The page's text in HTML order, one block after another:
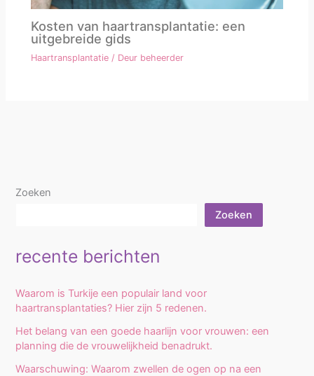
Kosten van haartransplantatie: een
uitgebreide gids
Haartransplantatie / Deur beheerder
Zoeken
Zoeken
recente berichten
Waarom is Turkije een populair land voor
haartransplantaties? Hier zijn 5 redenen.
Het belang van een goede haarlijn voor vrouwen: een
planning die de vrouwelijkheid benadrukt.
Waarschuwing: Waarom zwellen de ogen op na een